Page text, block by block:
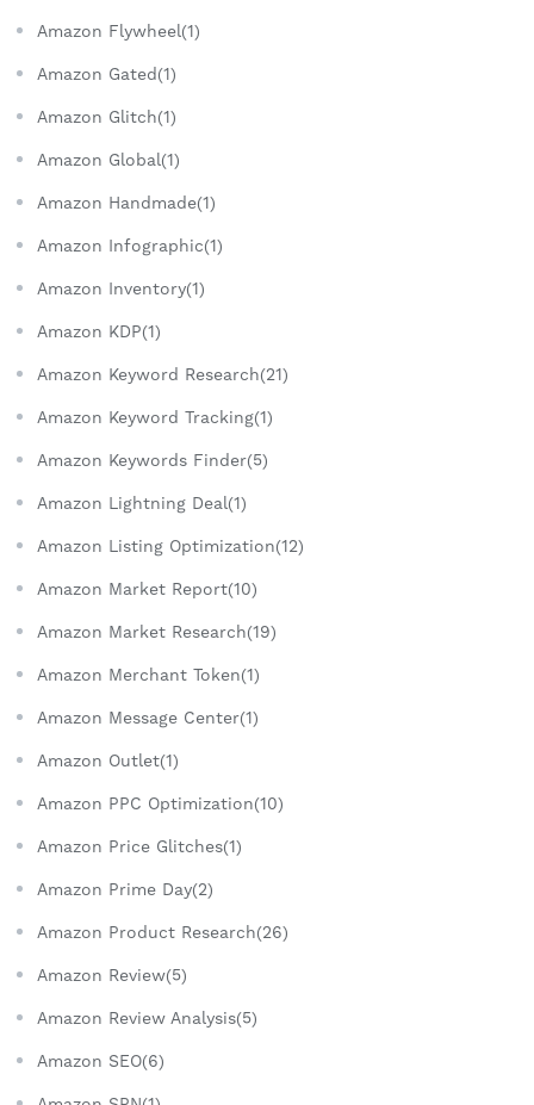
Amazon Flywheel(1)
Amazon Gated(1)
Amazon Glitch(1)
Amazon Global(1)
Amazon Handmade(1)
Amazon Infographic(1)
Amazon Inventory(1)
Amazon KDP(1)
Amazon Keyword Research(21)
Amazon Keyword Tracking(1)
Amazon Keywords Finder(5)
Amazon Lightning Deal(1)
Amazon Listing Optimization(12)
Amazon Market Report(10)
Amazon Market Research(19)
Amazon Merchant Token(1)
Amazon Message Center(1)
Amazon Outlet(1)
Amazon PPC Optimization(10)
Amazon Price Glitches(1)
Amazon Prime Day(2)
Amazon Product Research(26)
Amazon Review(5)
Amazon Review Analysis(5)
Amazon SEO(6)